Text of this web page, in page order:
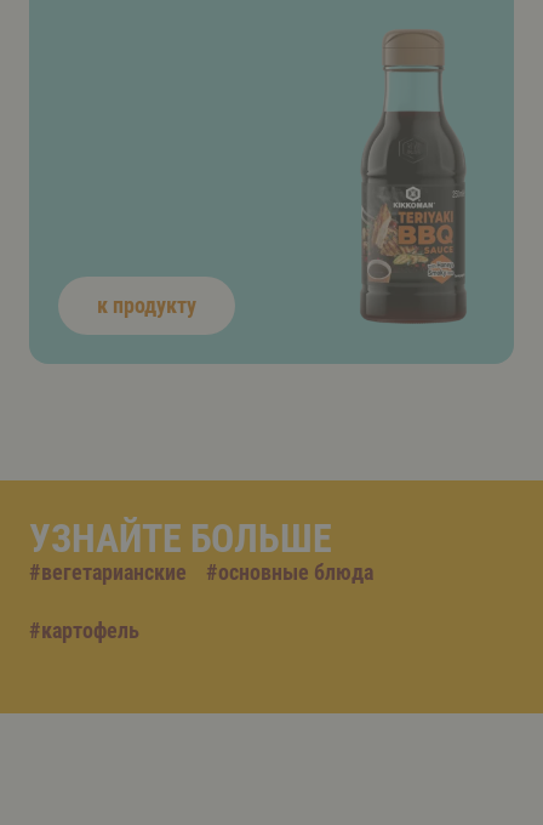
к продукту
УЗНАЙТЕ БОЛЬШЕ
#вегетарианские #основные блюда
#картофель